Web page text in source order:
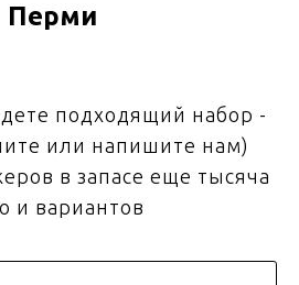
Перми
подходящий набор -
или напишите нам)
в запасе еще тысяча
и вариантов